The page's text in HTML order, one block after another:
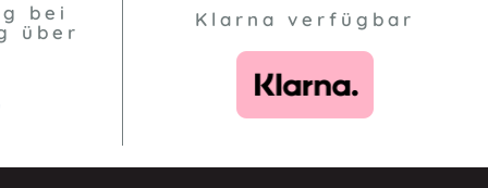
bei
über
Klarna verfügbar